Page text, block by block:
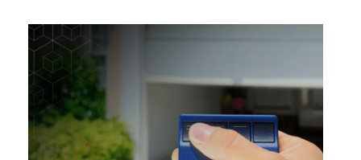
Aster citado em recentes matérias jornalísticas
sobre a operação da Polícia Federal no setor […]